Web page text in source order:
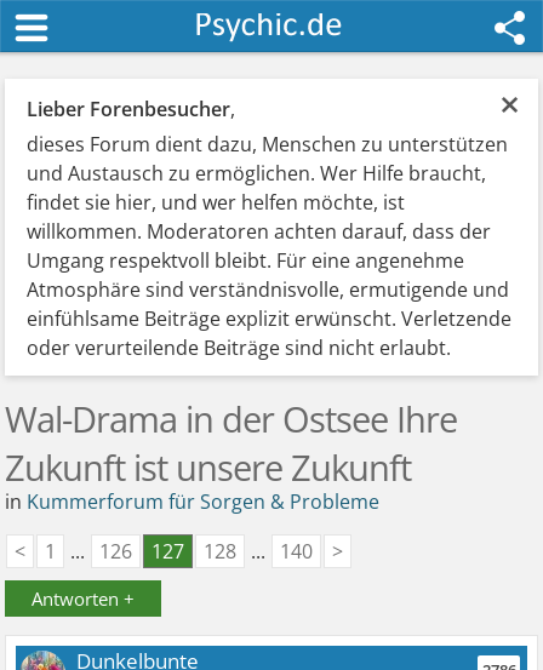
×
Lieber Forenbesucher,
dieses Forum dient dazu, Menschen zu unterstützen
und Austausch zu ermöglichen. Wer Hilfe braucht,
findet sie hier, und wer helfen möchte, ist
willkommen. Moderatoren achten darauf, dass der
Umgang respektvoll bleibt. Für eine angenehme
Atmosphäre sind verständnisvolle, ermutigende und
einfühlsame Beiträge explizit erwünscht. Verletzende
oder verurteilende Beiträge sind nicht erlaubt.
Wal-Drama in der Ostsee Ihre
Zukunft ist unsere Zukunft
in Kummerforum für Sorgen & Probleme
<
1 ... 126 127 128 ... 140 >
Antworten +
Dunkelbunte